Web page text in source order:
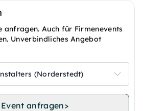
anfragen. Auch für Firmenevents
Unverbindliches Angebot
(Norderstedt)
Event anfragen>